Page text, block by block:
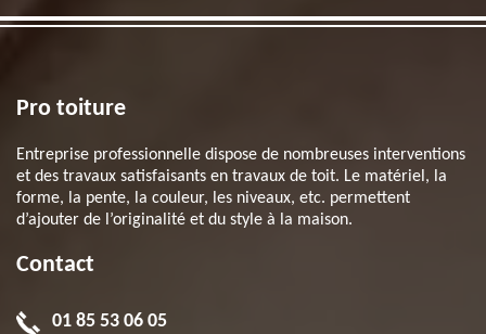
Pro toiture
Entreprise professionnelle dispose de nombreuses interventions
et des travaux satisfaisants en travaux de toit. Le matériel, la
forme, la pente, la couleur, les niveaux, etc. permettent
d’ajouter de l’originalité et du style à la maison.
Contact
01 85 53 06 05